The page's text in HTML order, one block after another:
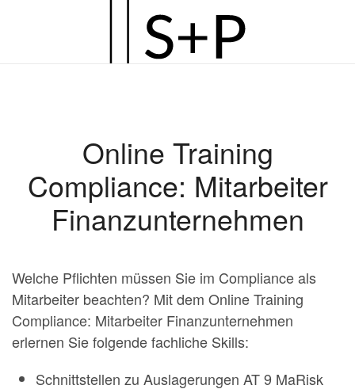
Online Training
Compliance: Mitarbeiter
Finanzunternehmen
Welche Pflichten müssen Sie im Compliance als
Mitarbeiter beachten? Mit dem Online Training
Compliance: Mitarbeiter Finanzunternehmen
erlernen Sie folgende fachliche Skills:
Schnittstellen zu Auslagerungen AT 9 MaRisk